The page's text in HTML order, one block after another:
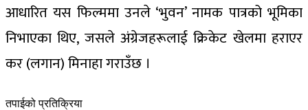
आधारित यस फिल्ममा उनले ‘भुवन’ नामक पात्रको भूमिका
निभाएका थिए, जसले अंग्रेजहरूलाई क्रिकेट खेलमा हराएर
कर (लगान) मिनाहा गराउँछ ।
तपाईको प्रतिक्रिया